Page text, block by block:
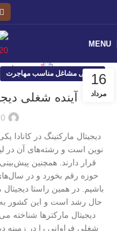
MENU
16
مرداد
معرفی مشاغل مناسب مهاجرت
آینده شغلی
دیجیتال مارکتینگ در کانادا
نوین است و رشته‌های آن در
قرار دارند. همچنین
حوزه رقم بخورد و در
باشیم. در همین راستا دیجیتال
حال رشد است و این کشور
دیجیتال مارکترها شناخته
شغلی فراوانی را در زمینه